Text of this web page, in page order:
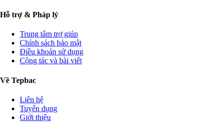
Hỗ trợ & Pháp lý
Trung tâm trợ giúp
Chính sách bảo mật
Điều khoản sử dụng
Cộng tác và bài viết
Về Tepbac
Liên hệ
Tuyển dụng
Giới thiệu